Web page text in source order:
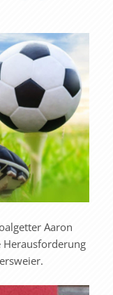
Aaron
Herausforderung